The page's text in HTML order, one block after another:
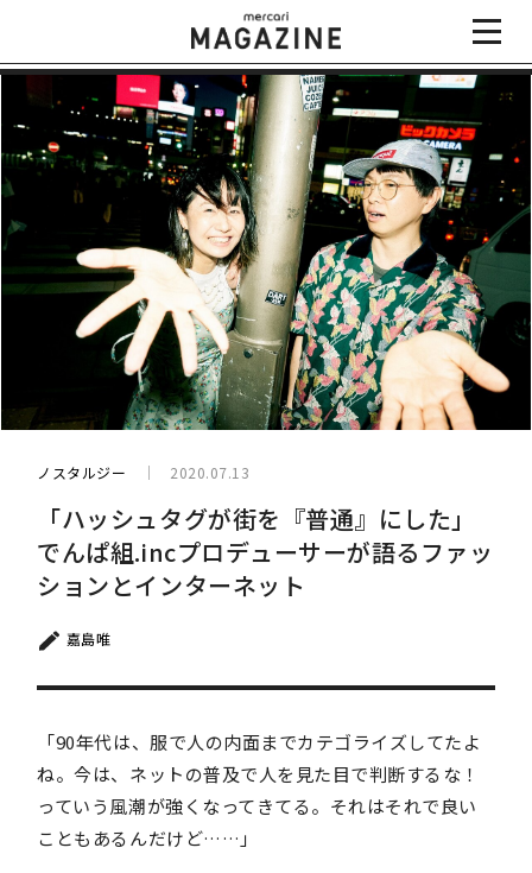
ノスタルジー 2020.07.13
「ハッシュタグが街を『普通』にした」
でんぱ組.incプロデューサーが語るファッ
ションとインターネット
嘉島唯
「90年代は、服で人の内面までカテゴライズしてたよ
ね。今は、ネットの普及で人を見た目で判断するな！
っていう風潮が強くなってきてる。それはそれで良い
こともあるんだけど……」